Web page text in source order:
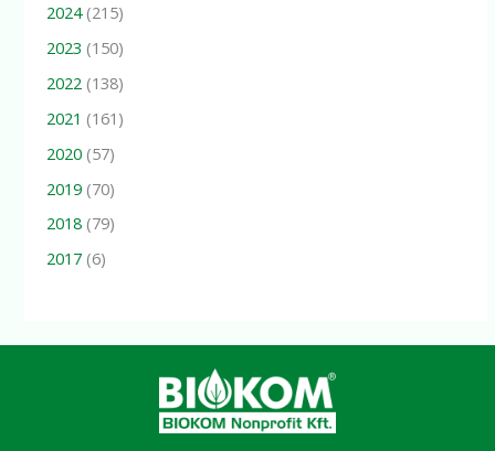
2024(215)
2023 (150)
2022 (138)
2021 (161)
2020 (57)
2019 (70)
2018 (79)
2017 (6)